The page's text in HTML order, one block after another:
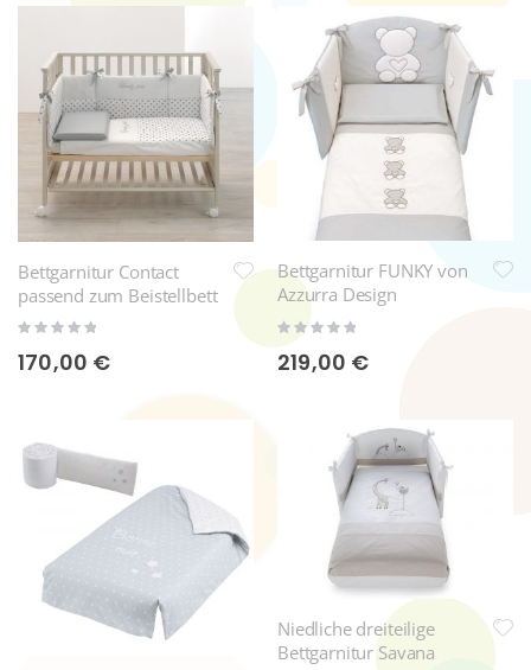
Bettgarnitur Contact
passend zum Beistellbett
Rating:
170,00 €
Bettgarnitur FUNKY von
Azzurra Design
Rating:
0%
219,00 €
Niedliche dreiteilige
Bettgarnitur Savana